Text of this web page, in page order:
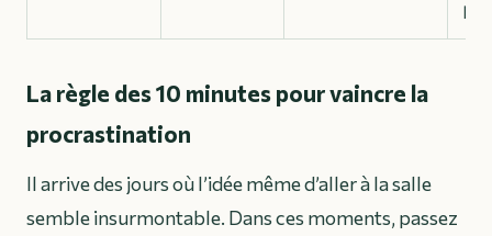
La règle des 10 minutes pour vaincre la
procrastination
Il arrive des jours où l’idée même d’aller à la salle
semble insurmontable. Dans ces moments, passez